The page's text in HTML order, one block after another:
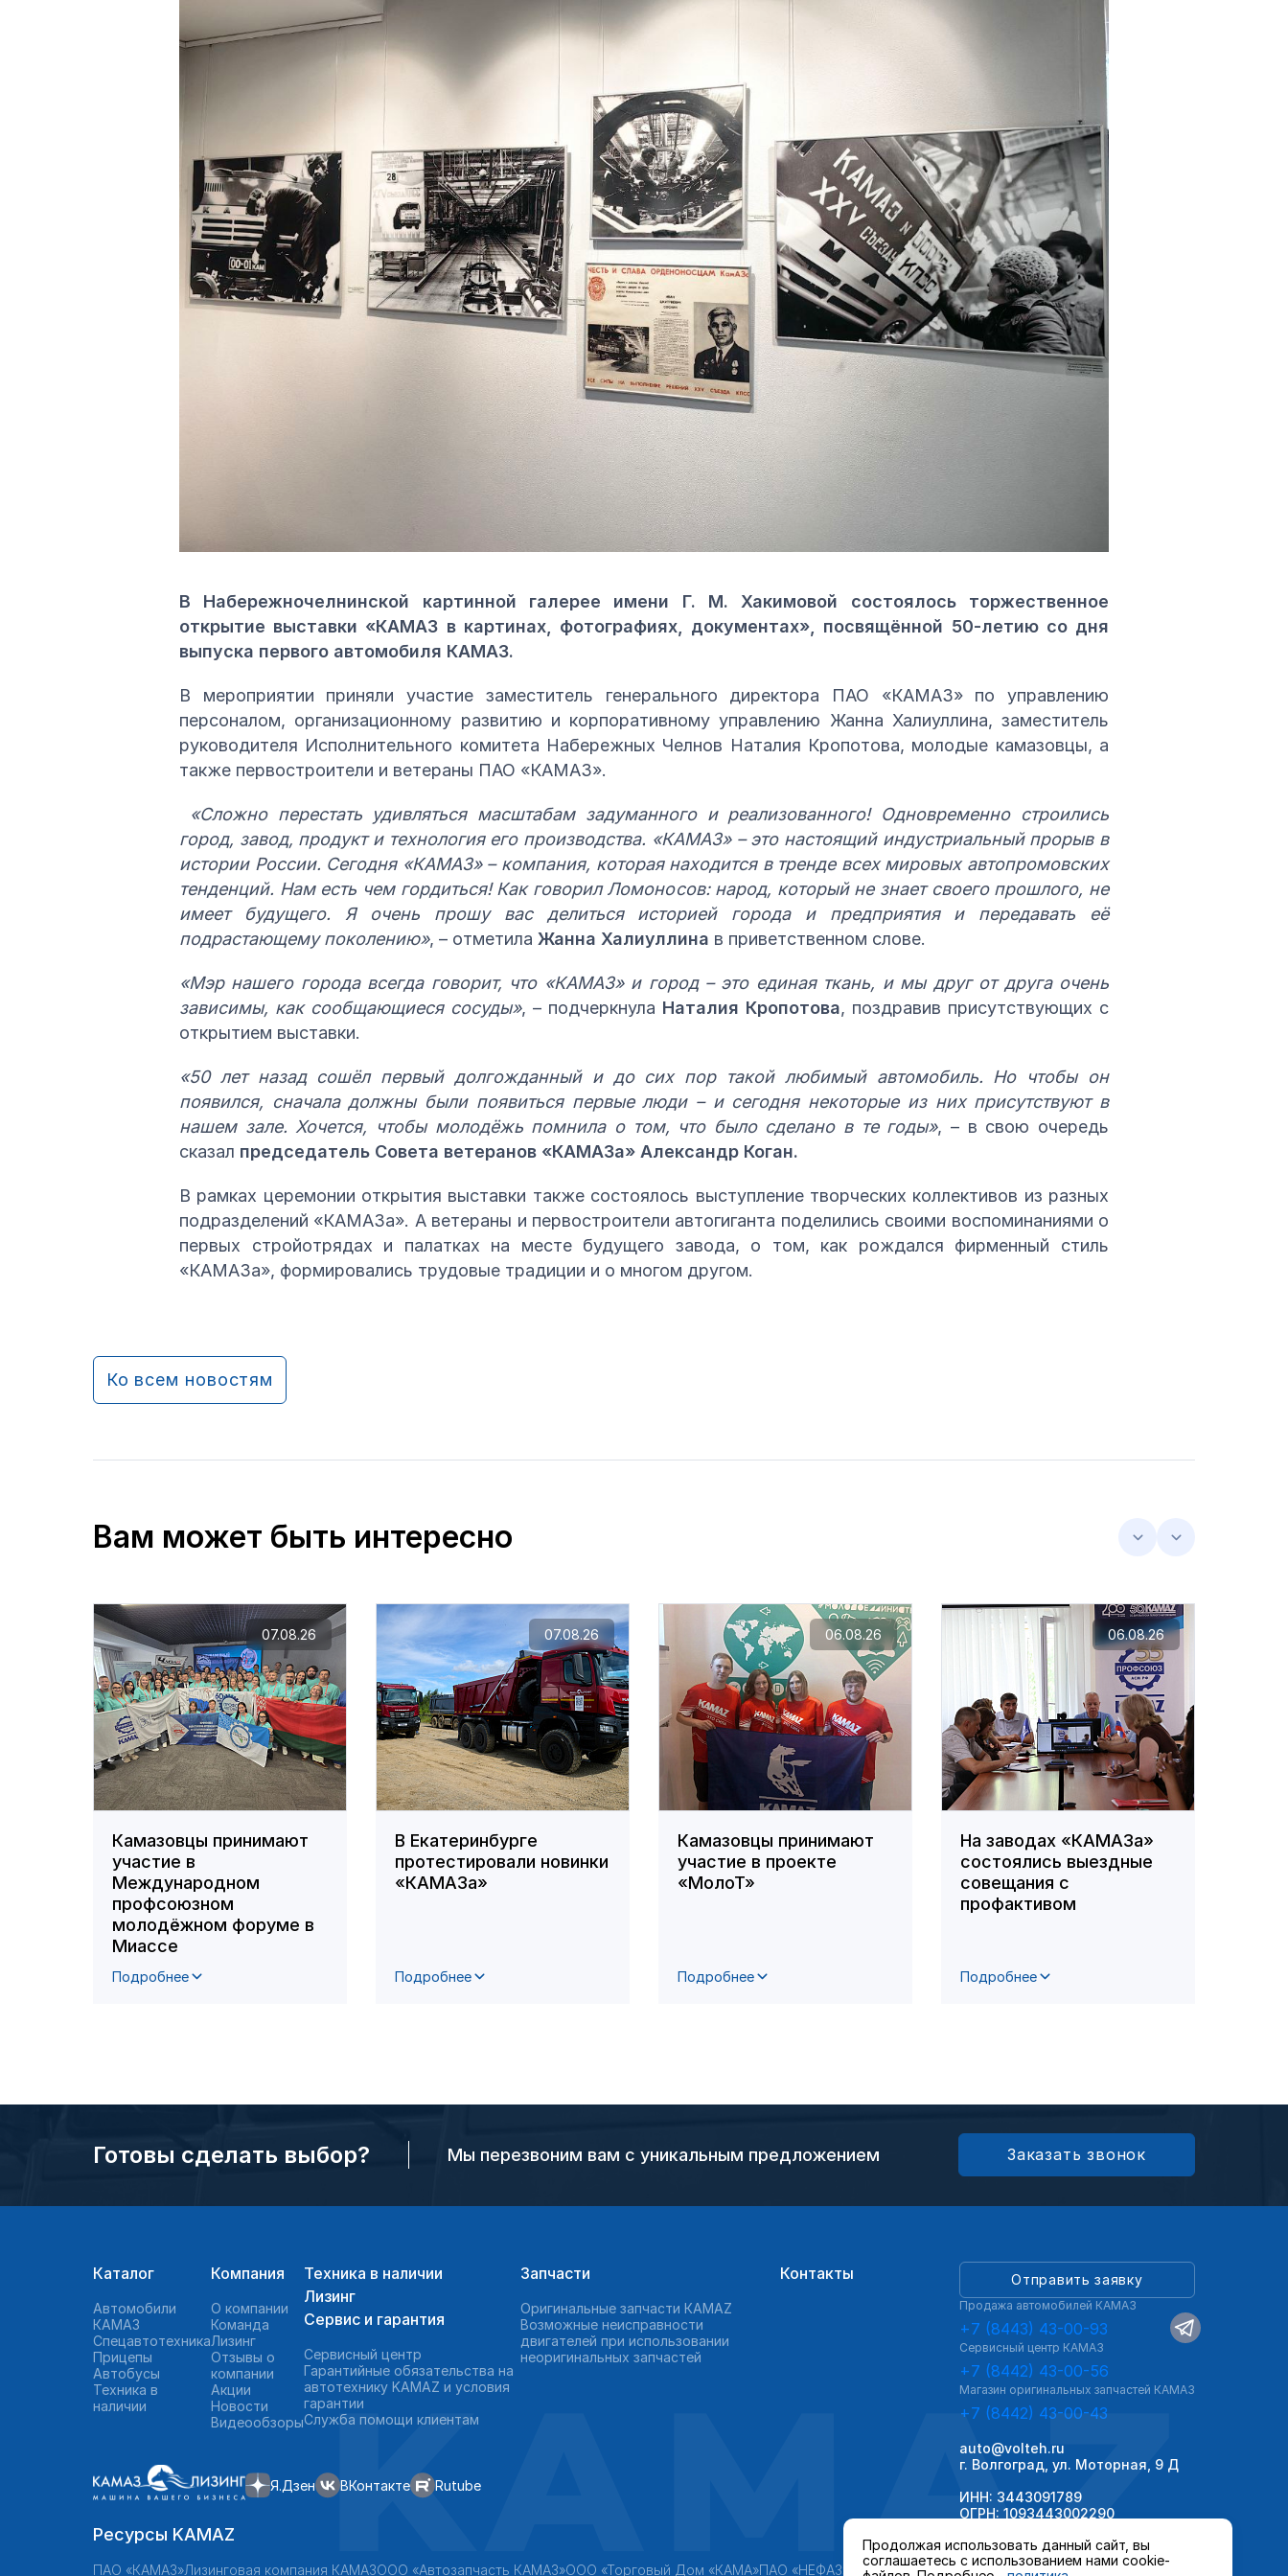
В Набережночелнинской картинной галерее имени Г. М. Хакимовой состоялось торжественное
открытие выставки «КАМАЗ в картинах, фотографиях, документах», посвящённой 50‑летию со дня
выпуска первого автомобиля КАМАЗ.
В мероприятии приняли участие заместитель генерального директора ПАО «КАМАЗ» по управлению
персоналом, организационному развитию и корпоративному управлению Жанна Халиуллина, заместитель
руководителя Исполнительного комитета Набережных Челнов Наталия Кропотова, молодые камазовцы, а
также первостроители и ветераны ПАО «КАМАЗ».
«Сложно перестать удивляться масштабам задуманного и реализованного! Одновременно строились
город, завод, продукт и технология его производства. «КАМАЗ» – это настоящий индустриальный прорыв в
истории России. Сегодня «КАМАЗ» – компания, которая находится в тренде всех мировых автопромовских
тенденций. Нам есть чем гордиться! Как говорил Ломоносов: народ, который не знает своего прошлого, не
имеет будущего. Я очень прошу вас делиться историей города и предприятия и передавать её
подрастающему поколению», – отметила Жанна Халиуллина в приветственном слове.
«Мэр нашего города всегда говорит, что «КАМАЗ» и город – это единая ткань, и мы друг от друга очень
зависимы, как сообщающиеся сосуды», – подчеркнула Наталия Кропотова, поздравив присутствующих с
открытием выставки.
«50 лет назад сошёл первый долгожданный и до сих пор такой любимый автомобиль. Но чтобы он
появился, сначала должны были появиться первые люди – и сегодня некоторые из них присутствуют в
нашем зале. Хочется, чтобы молодёжь помнила о том, что было сделано в те годы», – в свою очередь
сказал председатель Совета ветеранов «КАМАЗа» Александр Коган.
В рамках церемонии открытия выставки также состоялось выступление творческих коллективов из разных
подразделений «КАМАЗа». А ветераны и первостроители автогиганта поделились своими воспоминаниями о
первых стройотрядах и палатках на месте будущего завода, о том, как рождался фирменный стиль
«КАМАЗа», формировались трудовые традиции и о многом другом.
Ко всем новостям
Вам может быть интересно
Камазовцы принимают
участие в
Международном
профсоюзном
молодёжном форуме в
Миассе
Подробнее
07.08.26
В Екатеринбурге
протестировали новинки
«КАМАЗа»
Подробнее
07.08.26
Камазовцы принимают
участие в проекте
«МолоТ»
Подробнее
06.08.26
На заводах «КАМАЗа»
состоялись выездные
совещания с
профактивом
Подробнее
06.08.26
Готовы сделать выбор? Мы перезвоним вам с уникальным предложением Заказать звонок
Продолжая использовать данный сайт, вы
соглашаетесь с использованием нами cookie-
Каталог
Автомобили
КАМАЗ
Спецавтотехника
Прицепы
Автобусы
Техника в
наличии
Компания
О компании
Команда
Лизинг
Отзывы о
компании
Акции
Новости
Видеообзоры
Техника в наличии
Лизинг
Сервис и гарантия
Сервисный центр
Гарантийные обязательства на
автотехнику KAMAZ и условия
гарантии
Служба помощи клиентам
Запчасти
Оригинальные запчасти КAMAZ
Возможные неисправности
двигателей при использовании
неоригинальных запчастей
Контакты
Я.Дзен ВКонтакте Rutube
Отправить заявку
Продажа автомобилей КАМАЗ
+7 (8443) 43-00-93
Сервисный центр КАМАЗ
+7 (8442) 43-00-56
Магазин оригинальных запчастей КАМАЗ
+7 (8442) 43-00-43
auto@volteh.ru
г. Волгоград, ул. Моторная, 9 Д
ИНН: 3443091789
ОГРН: 1093443002290
Ресурсы KAMAZ
ПАО «КАМАЗ»Лизинговая компания КАМАЗООО «Автозапчасть КАМАЗ»ООО «Торговый Дом «КАМА»ПАО «НЕФАЗ»
KAMAZ